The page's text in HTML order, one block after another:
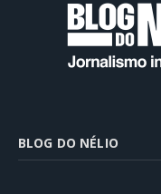
BLOG DO NÉLIO